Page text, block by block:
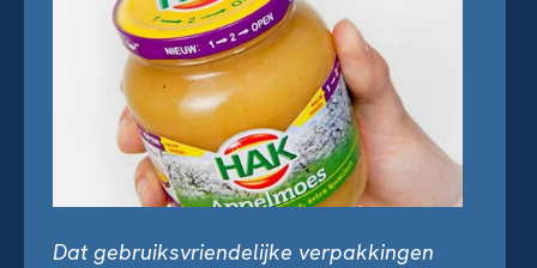
Dat gebruiksvriendelijke verpakkingen